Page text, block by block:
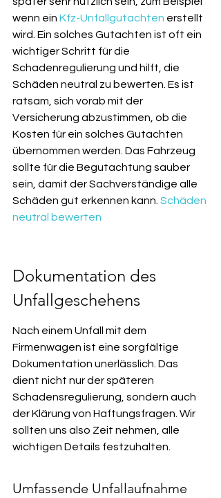
wenn ein Kfz-Unfallgutachten erstellt
wird. Ein solches Gutachten ist oft ein
wichtiger Schritt für die
Schadenregulierung und hilft, die
Schäden neutral zu bewerten. Es ist
ratsam, sich vorab mit der
Versicherung abzustimmen, ob die
Kosten für ein solches Gutachten
übernommen werden. Das Fahrzeug
sollte für die Begutachtung sauber
sein, damit der Sachverständige alle
Schäden gut erkennen kann. Schäden
neutral bewerten
Dokumentation des
Unfallgeschehens
Nach einem Unfall mit dem
Firmenwagen ist eine sorgfältige
Dokumentation unerlässlich. Das
dient nicht nur der späteren
Schadensregulierung, sondern auch
der Klärung von Haftungsfragen. Wir
sollten uns also Zeit nehmen, alle
wichtigen Details festzuhalten.
Umfassende Unfallaufnahme